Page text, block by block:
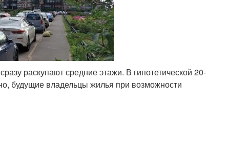
раскупают средние этажи. В гипотетической 20-
будущие владельцы жилья при возможности